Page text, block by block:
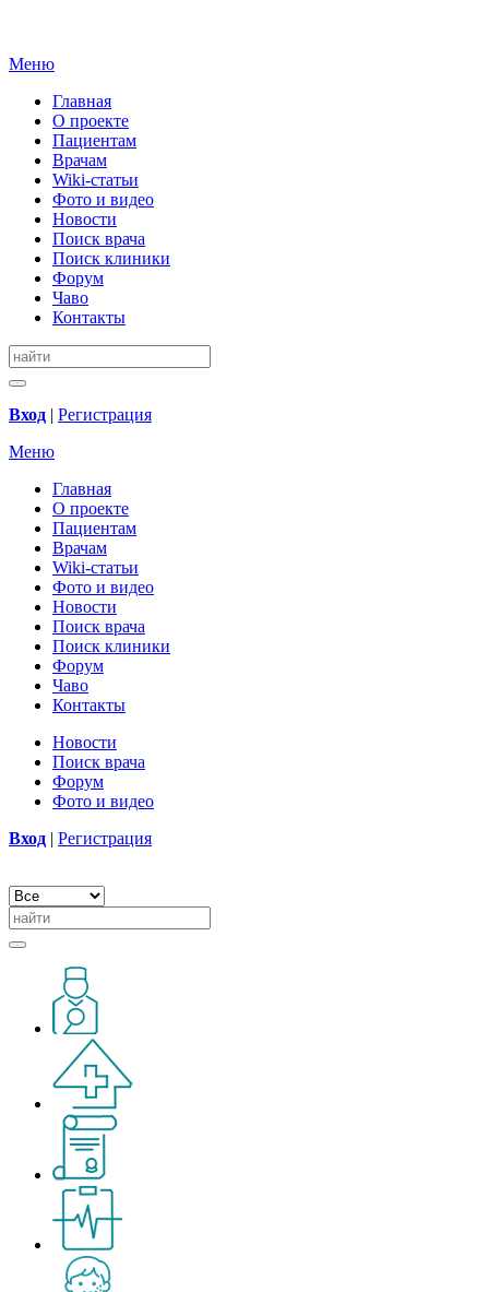
Меню
Главная
О проекте
Пациентам
Врачам
Wiki-статьи
Фото и видео
Новости
Поиск врача
Поиск клиники
Форум
Чаво
Контакты
Вход | Регистрация
Меню
Главная
О проекте
Пациентам
Врачам
Wiki-статьи
Фото и видео
Новости
Поиск врача
Поиск клиники
Форум
Чаво
Контакты
Новости
Поиск врача
Форум
Фото и видео
Вход | Регистрация